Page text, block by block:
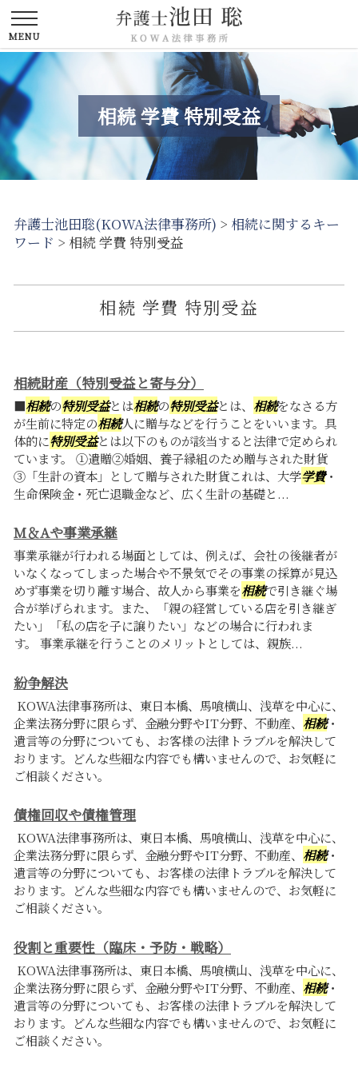
相続 学費 特別受益
弁護士池田聡(KOWA法律事務所) > 相続に関するキー
ワード > 相続 学費 特別受益
相続 学費 特別受益
相続財産（特別受益と寄与分）
■相続の特別受益とは相続の特別受益とは、 相続をなさる方
が生前に特定の相続人に贈与などを行うことをいいます。具
体的に特別受益とは以下のものが該当すると法律で定められ
ています。 ①遺贈②婚姻、養子縁組のため贈与された財貨
③「生計の資本」として贈与された財貨これは、大学学費・
生命保険金・死亡退職金など、広く生計の基礎と...
M＆Aや事業承継
事業承継が行われる場面としては、例えば、会社の後継者が
いなくなってしまった場合や不景気でその事業の採算が見込
めず事業を切り離す場合、故人から事業を相続で引き継ぐ場
合が挙げられます。また、「親の経営している店を引き継ぎ
たい」「私の店を子に譲りたい」などの場合に行われま
す。 事業承継を行うことのメリットとしては、親族...
紛争解決
KOWA法律事務所は、東日本橋、馬喰横山、浅草を中心に、
企業法務分野に限らず、金融分野やIT分野、不動産、 相続・
遺言等の分野についても、お客様の法律トラブルを解決して
おります。どんな些細な内容でも構いませんので、お気軽に
ご相談ください。
債権回収や債権管理
KOWA法律事務所は、東日本橋、馬喰横山、浅草を中心に、
企業法務分野に限らず、金融分野やIT分野、不動産、 相続・
遺言等の分野についても、お客様の法律トラブルを解決して
おります。どんな些細な内容でも構いませんので、お気軽に
ご相談ください。
役割と重要性（臨床・予防・戦略）
KOWA法律事務所は、東日本橋、馬喰横山、浅草を中心に、
企業法務分野に限らず、金融分野やIT分野、不動産、 相続・
遺言等の分野についても、お客様の法律トラブルを解決して
おります。どんな些細な内容でも構いませんので、お気軽に
ご相談ください。